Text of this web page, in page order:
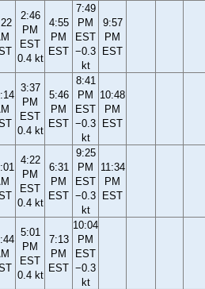
2:46
PM
EST
0.4 kt
4:55
PM
EST
7:49
PM
EST
−0.3
kt
9:57
PM
EST
3:37
PM
EST
0.4 kt
5:46
PM
EST
8:41
PM
EST
−0.3
kt
10:48
PM
EST
4:22
PM
EST
0.4 kt
6:31
PM
EST
9:25
PM
EST
−0.3
kt
11:34
PM
EST
5:01
PM
EST
0.4 kt
7:13
PM
EST
10:04
PM
EST
−0.3
kt